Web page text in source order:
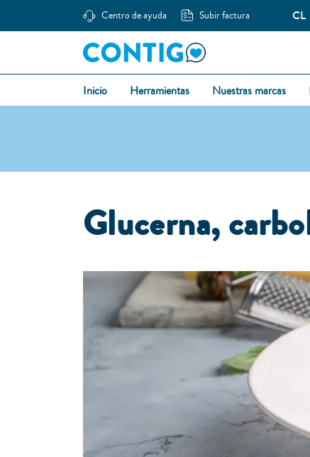
Centro de ayuda Subir factura CL
Inicio Herramientas Nuestras marcas
Glucerna,